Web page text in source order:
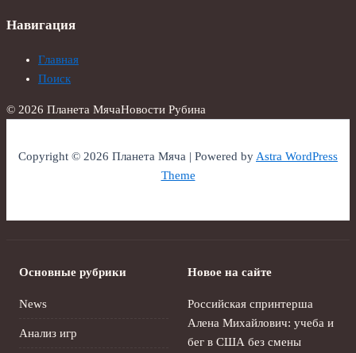
Навигация
Главная
Поиск
© 2026 Планета МячаНовости Рубина
Copyright © 2026 Планета Мяча | Powered byAstra WordPress
Theme
Основные рубрики
News
Анализ игр
Новое на сайте
Российская спринтерша
Алена Михайлович: учеба и
бег в США без смены